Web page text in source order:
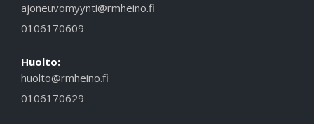
ajoneuvomyynti@rmheino.fi
0106170609
Huolto:
huolto@rmheino.fi
0106170629